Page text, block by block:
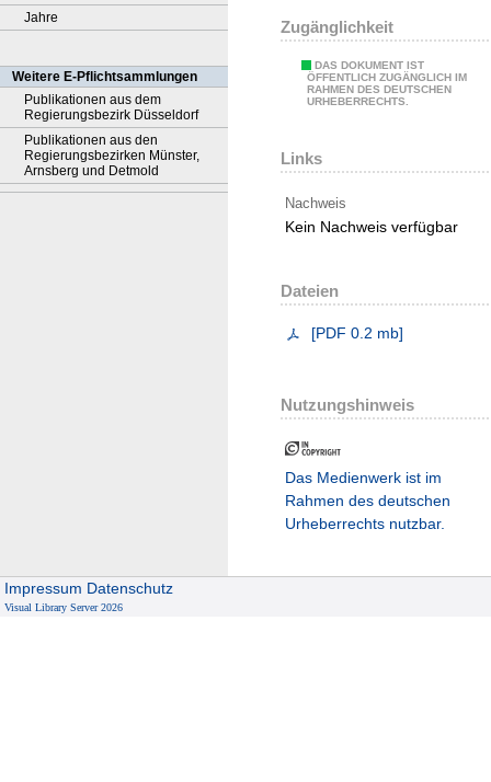
Jahre
Weitere E-Pflichtsammlungen
Publikationen aus dem
Regierungsbezirk Düsseldorf
Publikationen aus den
Regierungsbezirken Münster,
Arnsberg und Detmold
Zugänglichkeit
DAS DOKUMENT IST
ÖFFENTLICH ZUGÄNGLICH IM
RAHMEN DES DEUTSCHEN
URHEBERRECHTS.
Links
Nachweis
Kein Nachweis verfügbar
Dateien
[PDF 0.2 mb]
Nutzungshinweis
Das Medienwerk ist im
Rahmen des deutschen
Urheberrechts nutzbar.
Impressum Datenschutz
Visual Library Server 2026